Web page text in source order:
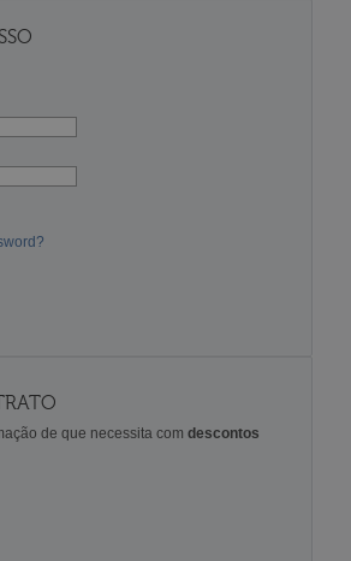
de que necessita com descontos